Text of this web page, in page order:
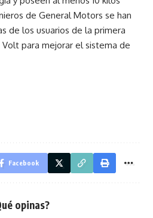
de General Motors se han
de los usuarios de la primera
para mejorar el sistema de
Facebook
opinas?